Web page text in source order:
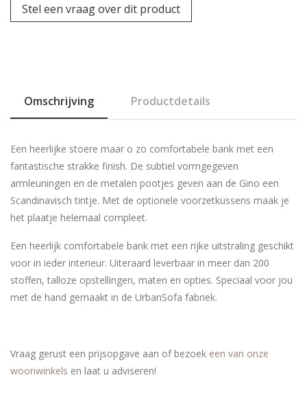
Stel een vraag over dit product
Omschrijving Productdetails
Een heerlijke stoere maar o zo comfortabele bank met een
fantastische strakke finish. De subtiel vormgegeven
armleuningen en de metalen pootjes geven aan de Gino een
Scandinavisch tintje. Met de optionele voorzetkussens maak je
het plaatje helemaal compleet.
Een heerlijk comfortabele bank met een rijke uitstraling geschikt
voor in ieder interieur. Uiteraard leverbaar in meer dan 200
stoffen, talloze opstellingen, maten en opties. Speciaal voor jou
met de hand gemaakt in de UrbanSofa fabriek.
Vraag gerust een prijsopgave aan of bezoek een van onze
woonwinkels en laat u adviseren!